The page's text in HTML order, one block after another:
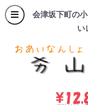
会津坂下町の
い